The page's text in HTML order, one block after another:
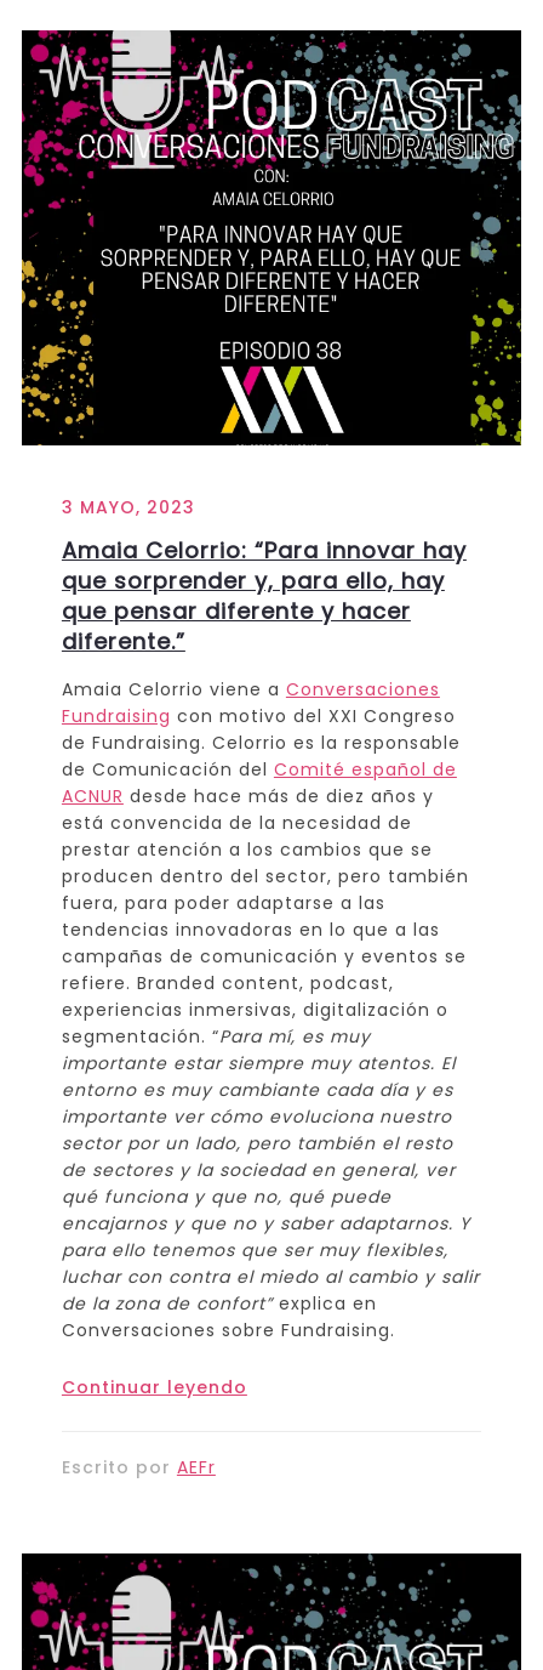
3 MAYO, 2023
Amaia Celorrio: “Para innovar hay
que sorprender y, para ello, hay
que pensar diferente y hacer
diferente.”
Amaia Celorrio viene a Conversaciones
Fundraising con motivo del XXI Congreso
de Fundraising. Celorrio es la responsable
de Comunicación del Comité español de
ACNUR desde hace más de diez años y
está convencida de la necesidad de
prestar atención a los cambios que se
producen dentro del sector, pero también
fuera, para poder adaptarse a las
tendencias innovadoras en lo que a las
campañas de comunicación y eventos se
refiere. Branded content, podcast,
experiencias inmersivas, digitalización o
segmentación. “Para mí, es muy
importante estar siempre muy atentos. El
entorno es muy cambiante cada día y es
importante ver cómo evoluciona nuestro
sector por un lado, pero también el resto
de sectores y la sociedad en general, ver
qué funciona y que no, qué puede
encajarnos y que no y saber adaptarnos. Y
para ello tenemos que ser muy flexibles,
luchar con contra el miedo al cambio y salir
de la zona de confort” explica en
Conversaciones sobre Fundraising.
Continuar leyendo
Escrito por AEFr